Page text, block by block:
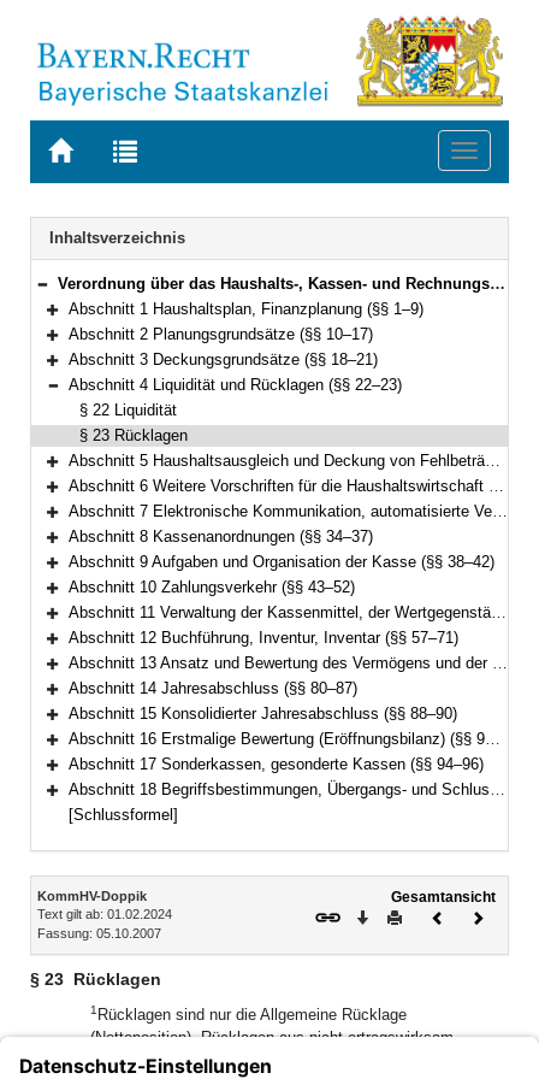
Zur
BAYERN.RECHT
Zur
letzten
Suche
Toggle
Navigation
Inhaltsverzeichnis
Bereich reduzieren
Verordnung über das Haushalts-, Kassen- und Rechnungswesen der Gemeinden, der Landkreise und der Bezirke nach den Grundsätzen der doppelten kommunalen Buchführung (Kommunalhaushaltsverordnung-Doppik – KommHV-Doppik) Vom 5. Oktober 2007 (GVBl. S. 678) BayRS 2023-3-I (§§ 1–100)
Bereich erweitern
Abschnitt 1 Haushaltsplan, Finanzplanung (§§ 1–9)
Bereich erweitern
Abschnitt 2 Planungsgrundsätze (§§ 10–17)
Bereich erweitern
Abschnitt 3 Deckungsgrundsätze (§§ 18–21)
Bereich reduzieren
Abschnitt 4 Liquidität und Rücklagen (§§ 22–23)
§ 22 Liquidität
§ 23 Rücklagen
Bereich erweitern
Abschnitt 5 Haushaltsausgleich und Deckung von Fehlbeträgen (§ 24)
Bereich erweitern
Abschnitt 6 Weitere Vorschriften für die Haushaltswirtschaft (§§ 25–32)
Bereich erweitern
Abschnitt 7 Elektronische Kommunikation, automatisierte Verfahren (§ 33)
Bereich erweitern
Abschnitt 8 Kassenanordnungen (§§ 34–37)
Bereich erweitern
Abschnitt 9 Aufgaben und Organisation der Kasse (§§ 38–42)
Bereich erweitern
Abschnitt 10 Zahlungsverkehr (§§ 43–52)
Bereich erweitern
Abschnitt 11 Verwaltung der Kassenmittel, der Wertgegenstände und anderer Gegenstände (§§ 53–56)
Bereich erweitern
Abschnitt 12 Buchführung, Inventur, Inventar (§§ 57–71)
Bereich erweitern
Abschnitt 13 Ansatz und Bewertung des Vermögens und der Schulden (§§ 72–79)
Bereich erweitern
Abschnitt 14 Jahresabschluss (§§ 80–87)
Bereich erweitern
Abschnitt 15 Konsolidierter Jahresabschluss (§§ 88–90)
Bereich erweitern
Abschnitt 16 Erstmalige Bewertung (Eröffnungsbilanz) (§§ 91–93)
Bereich erweitern
Abschnitt 17 Sonderkassen, gesonderte Kassen (§§ 94–96)
Bereich erweitern
Abschnitt 18 Begriffsbestimmungen, Übergangs- und Schlussvorschriften (§§ 97–100)
[Schlussformel]
Inhalt
KommHV-Doppik
Text gilt ab: 01.02.2024
Fassung: 05.10.2007
Gesamtansicht
Download
DruckenVorheriges
§ 23 Rücklagen
1 Rücklagen sind nur die Allgemeine Rücklage
(Nettoposition), Rücklagen aus nicht ertragswirksam
aufzulösenden Zuwendungen und die Rücklage aus